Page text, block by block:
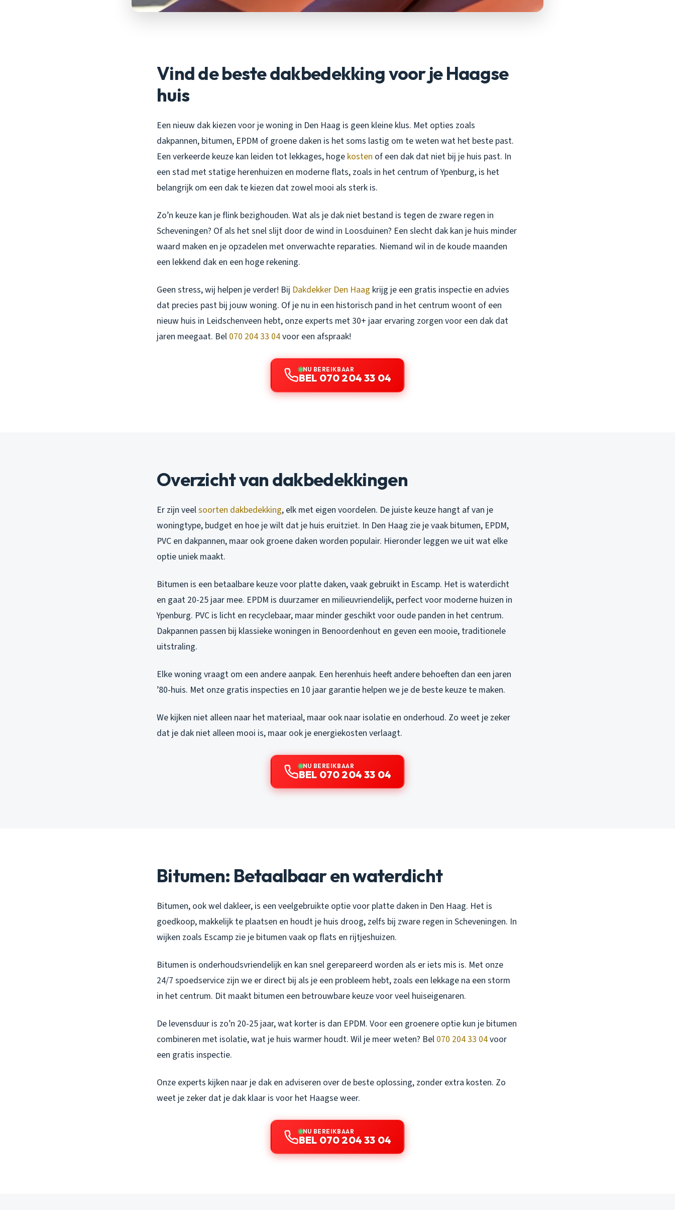
Vind de beste dakbedekking voor je Haagse
huis
Een nieuw dak kiezen voor je woning in Den Haag is geen kleine klus. Met opties zoals
dakpannen, bitumen, EPDM of groene daken is het soms lastig om te weten wat het beste past.
Een verkeerde keuze kan leiden tot lekkages, hoge kosten of een dak dat niet bij je huis past. In
een stad met statige herenhuizen en moderne flats, zoals in het centrum of Ypenburg, is het
belangrijk om een dak te kiezen dat zowel mooi als sterk is.
Zo’n keuze kan je flink bezighouden. Wat als je dak niet bestand is tegen de zware regen in
Scheveningen? Of als het snel slijt door de wind in Loosduinen? Een slecht dak kan je huis minder
waard maken en je opzadelen met onverwachte reparaties. Niemand wil in de koude maanden
een lekkend dak en een hoge rekening.
Geen stress, wij helpen je verder! Bij Dakdekker Den Haag krijg je een gratis inspectie en advies
dat precies past bij jouw woning. Of je nu in een historisch pand in het centrum woont of een
nieuw huis in Leidschenveen hebt, onze experts met 30+ jaar ervaring zorgen voor een dak dat
jaren meegaat. Bel 070 204 33 04voor een afspraak!
NU BEREIKBAAR
BEL 070 204 33 04
Overzicht van dakbedekkingen
Er zijn veelsoorten dakbedekking, elk met eigen voordelen. De juiste keuze hangt af van je
woningtype, budget en hoe je wilt dat je huis eruitziet. In Den Haag zie je vaak bitumen, EPDM,
PVC en dakpannen, maar ook groene daken worden populair. Hieronder leggen we uit wat elke
optie uniek maakt.
Bitumen is een betaalbare keuze voor platte daken, vaak gebruikt in Escamp. Het is waterdicht
en gaat 20-25 jaar mee. EPDM is duurzamer en milieuvriendelijk, perfect voor moderne huizen in
Ypenburg. PVC is licht en recyclebaar, maar minder geschikt voor oude panden in het centrum.
Dakpannen passen bij klassieke woningen in Benoordenhout en geven een mooie, traditionele
uitstraling.
Elke woning vraagt om een andere aanpak. Een herenhuis heeft andere behoeften dan een jaren
’80-huis. Met onze gratis inspecties en 10 jaar garantie helpen we je de beste keuze te maken.
We kijken niet alleen naar het materiaal, maar ook naar isolatie en onderhoud. Zo weet je zeker
dat je dak niet alleen mooi is, maar ook je energiekosten verlaagt.
NU BEREIKBAAR
BEL 070 204 33 04
Bitumen: Betaalbaar en waterdicht
Bitumen, ook wel dakleer, is een veelgebruikte optie voor platte daken in Den Haag. Het is
goedkoop, makkelijk te plaatsen en houdt je huis droog, zelfs bij zware regen in Scheveningen. In
wijken zoals Escamp zie je bitumen vaak op flats en rijtjeshuizen.
Bitumen is onderhoudsvriendelijk en kan snel gerepareerd worden als er iets mis is. Met onze
24/7 spoedservice zijn we er direct bij als je een probleem hebt, zoals een lekkage na een storm
in het centrum. Dit maakt bitumen een betrouwbare keuze voor veel huiseigenaren.
De levensduur is zo’n 20-25 jaar, wat korter is dan EPDM. Voor een groenere optie kun je bitumen
combineren met isolatie, wat je huis warmer houdt. Wil je meer weten? Bel 070 204 33 04voor
een gratis inspectie.
Onze experts kijken naar je dak en adviseren over de beste oplossing, zonder extra kosten. Zo
weet je zeker dat je dak klaar is voor het Haagse weer.
NU BEREIKBAAR
BEL 070 204 33 04